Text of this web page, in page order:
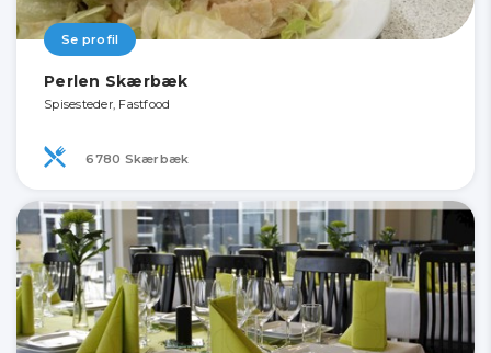
Se profil
Perlen Skærbæk
Spisesteder, Fastfood
6780 Skærbæk